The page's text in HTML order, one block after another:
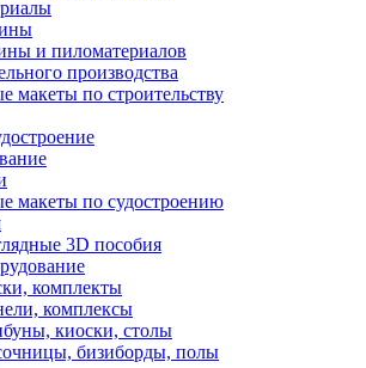
и пиломатериалов
производства
макеты по строительству
макеты по судостроению
3D пособия
комплекты
комплексы
киоски, столы
бизиборды, полы